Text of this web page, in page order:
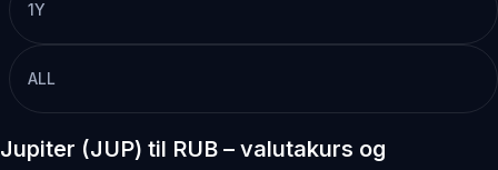
1Y
ALL
Jupiter (JUP) til RUB – valutakurs og